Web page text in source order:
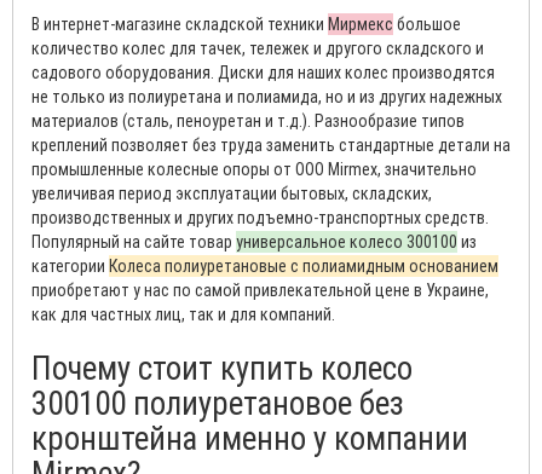
В интернет-магазине складской техники Мирмекс большое
количество колес для тачек, тележек и другого складского и
садового оборудования. Диски для наших колес производятся
не только из полиуретана и полиамида, но и из других надежных
материалов (сталь, пеноуретан и т.д.). Разнообразие типов
креплений позволяет без труда заменить стандартные детали на
промышленные колесные опоры от ООО Mirmex, значительно
увеличивая период эксплуатации бытовых, складских,
производственных и других подъемно-транспортных средств.
Популярный на сайте товар универсальное колесо 300100 из
категории Колеса полиуретановые с полиамидным основанием
приобретают у нас по самой привлекательной цене в Украине,
как для частных лиц, так и для компаний.
Почему стоит купить колесо
300100 полиуретановое без
кронштейна именно у компании